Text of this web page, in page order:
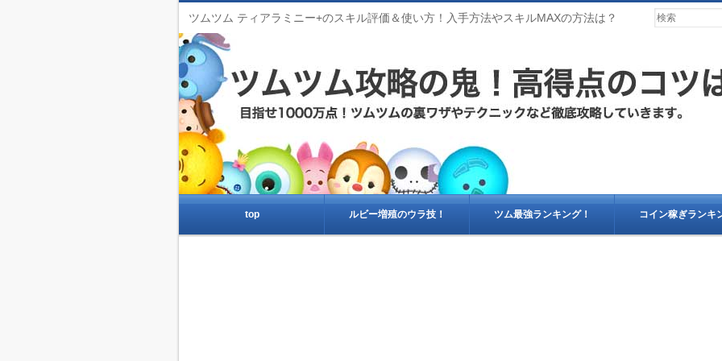
ツムツム ティアラミニー+のスキル評価＆使い方！入手方法やスキルMAXの方法は？
top ルビー増殖のウラ技！ ツム最強ランキング！ コイン稼ぎランキ